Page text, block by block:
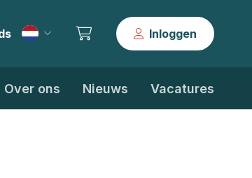
Inloggen
Over ons Nieuws Vacatures